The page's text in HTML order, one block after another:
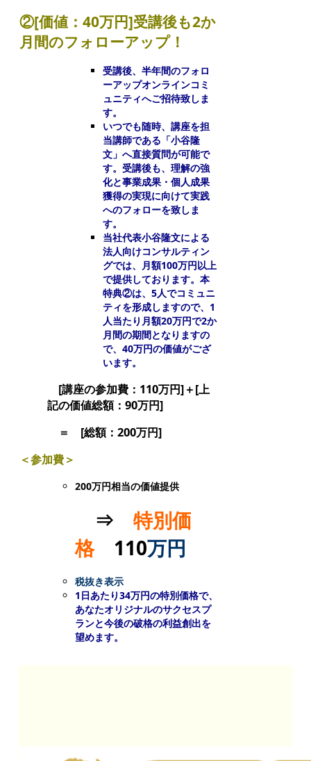
②[価値：40万円]受講後も2か
月間のフォローアップ！
受講後、半年間のフォロ
ーアップオンラインコミ
ュニティへご招待致しま
す。
いつでも随時、講座を担
当講師である「小谷隆
文」へ直接質問が可能で
す。受講後も、理解の強
化と事業成果・個人成果
獲得の実現に向けて実践
へのフォローを致しま
す。
当社代表小谷隆文による
法人向けコンサルティン
グでは、月額100万円以上
で提供しております。本
特典②は、5人でコミュニ
ティを形成しますので、1
人当たり月額20万円で2か
月間の期間となりますの
で、40万円の価値がござ
います。
[講座の参加費：110万円]＋[上
記の価値総額：90万円]
＝ [総額：200万円]
＜参加費＞
200万円相当の価値提供
⇒ 特別価
格110万円
税抜き表示
1日あたり34万円の特別価格で、
あなたオリジナルのサクセスプ
ランと今後の破格の利益創出を
望めます。